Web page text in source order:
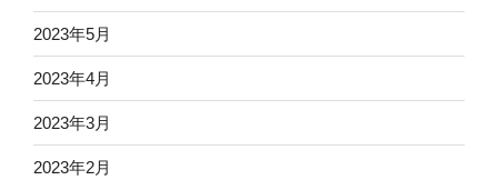
2023年5月
2023年4月
2023年3月
2023年2月